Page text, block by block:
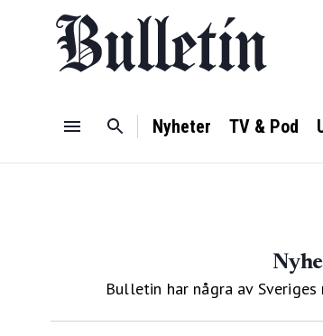
Nyheter TV & Pod
Bulletin har några av